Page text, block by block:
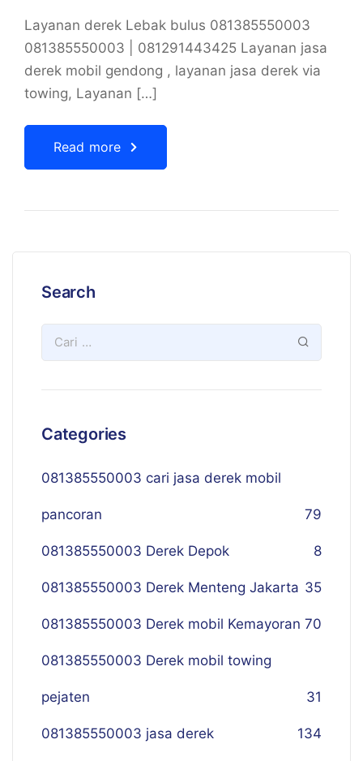
Layanan derek Lebak bulus 081385550003
081385550003 | 081291443425 Layanan jasa
derek mobil gendong , layanan jasa derek via
towing, Layanan […]
Read more
Search
Categories
081385550003 cari jasa derek mobil
pancoran 79
081385550003 Derek Depok 8
081385550003 Derek Menteng Jakarta 35
081385550003 Derek mobil Kemayoran 70
081385550003 Derek mobil towing
pejaten 31
081385550003 jasa derek 134